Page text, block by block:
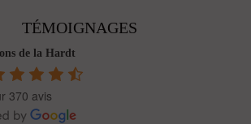
TÉMOIGNAGES
de la Hardt
370 avis